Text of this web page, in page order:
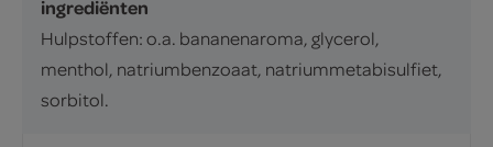
ingrediënten
Hulpstoffen: o.a. bananenaroma, glycerol,
menthol, natriumbenzoaat, natriummetabisulfiet,
sorbitol.